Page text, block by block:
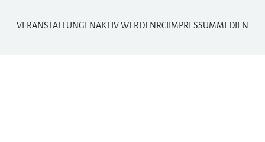
VERANSTALTUNGENAKTIV WERDEN RCI IMPRESSUMMEDIEN